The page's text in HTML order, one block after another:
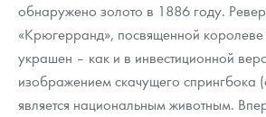
обнаружено золото в 1886 году.
«Крюгерранд», посвященной королеве
украшен – как и в инвестиционной
изображением скачущего спрингбока
является национальным животным.